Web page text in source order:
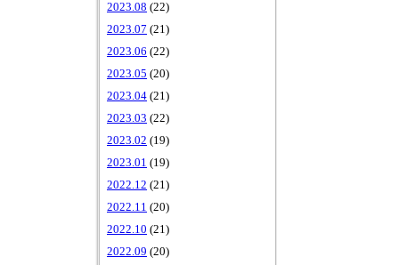
2023.08 (22)
2023.07 (21)
2023.06 (22)
2023.05 (20)
2023.04 (21)
2023.03 (22)
2023.02 (19)
2023.01 (19)
2022.12 (21)
2022.11 (20)
2022.10 (21)
2022.09 (20)